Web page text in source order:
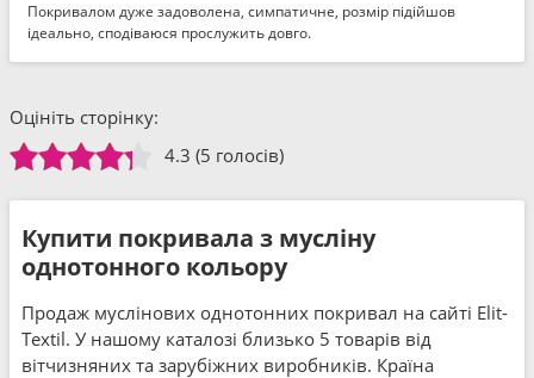
Покривалом дуже задоволена, симпатичне, розмір підійшов
ідеально, сподіваюся прослужить довго.
Оцініть сторінку:
4.3 (5 голосів)
Купити покривала з мусліну
однотонного кольору
Продаж муслінових однотонних покривал на сайті Elit-
Textil. У нашому каталозі близько 5 товарів від
вітчизняних та зарубіжних виробників. Країна